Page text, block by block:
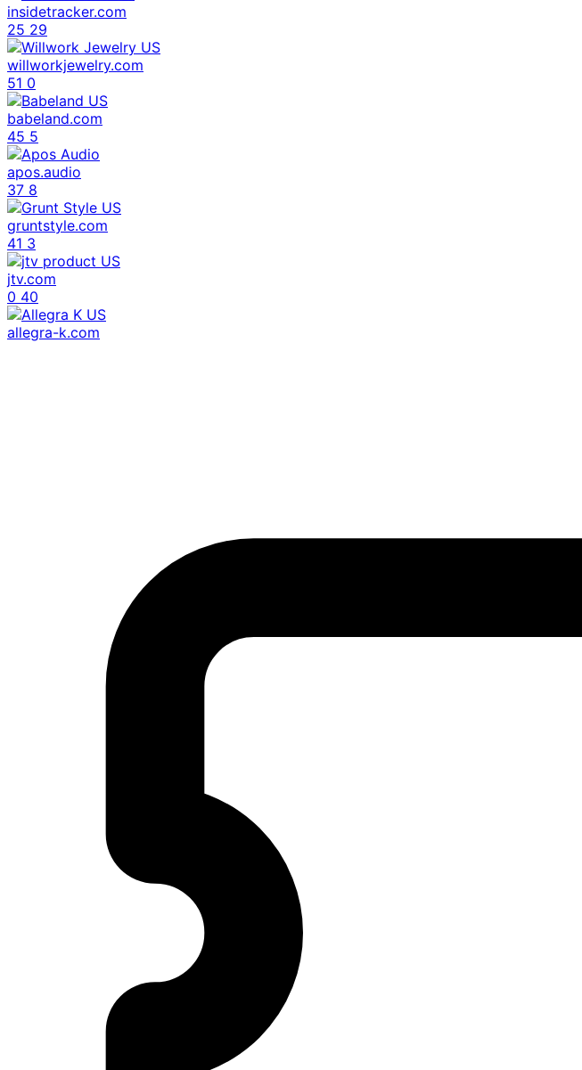
insidetracker.com
25 29
willworkjewelry.com
51 0
babeland.com
45 5
apos.audio
37 8
gruntstyle.com
41 3
jtv.com
0 40
allegra-k.com